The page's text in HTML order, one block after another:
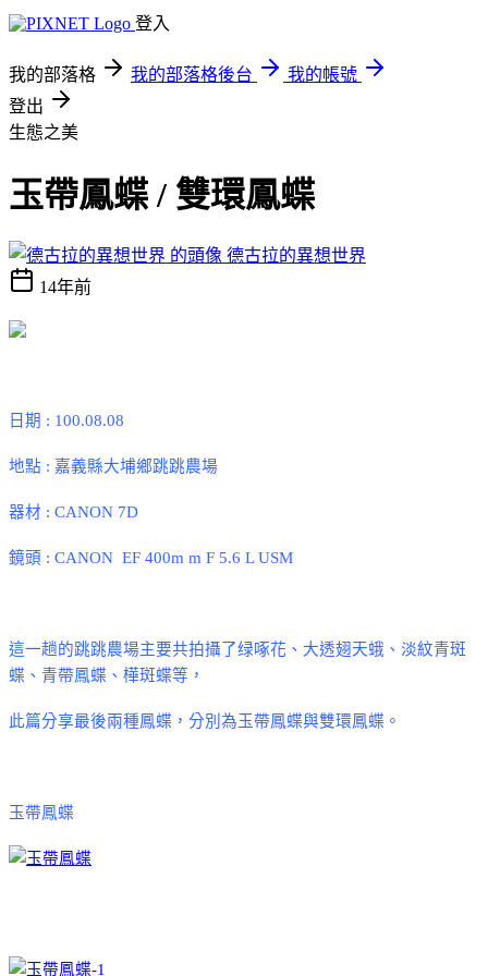
登入
我的部落格 我的部落格後台
我的帳號
登出
生態之美
玉帶鳳蝶 / 雙環鳳蝶
德古拉的異想世界
14年前
日期 : 100.08.08
地點 : 嘉義縣大埔鄉跳跳農場
器材 : CANON 7D
鏡頭 : CANON EF 400m m F 5.6 L USM
這一趟的跳跳農場主要共拍攝了绿啄花 、 大透翅天蛾 、淡紋青斑
蝶、青帶鳳蝶、樺斑蝶等 ，
此篇分享最後兩種鳳蝶 ，分別為玉帶鳳蝶與雙環鳳蝶。
玉帶鳳蝶